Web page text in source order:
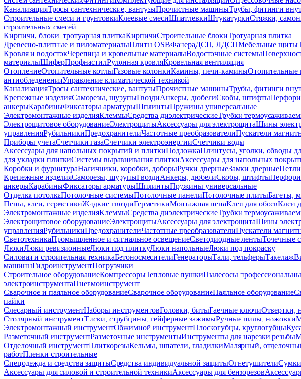
КанализацияТросы сантехнические, вантузыПрочистные машиныТрубы, фитинги
Строительные смеси и грунтовкиКлеевые смесиШпатлевкиШтукатуркиСтяжки,
строительных смесей
Кирпичи, блоки, тротуарная плиткаКирпичиСтроительные блокиТротуарная плитка
Древесно-плитные и пиломатериалыПлиты OSBФанераДСП, ЛДСПМебельные щиты
Кровля и водостокЧерепица и кровельные материалыВодосточные системы
материалыШиферПрофнастилРулонная кровляКровельная вентиляция
ОтоплениеОтопительные котлыГазовые колонкиКамины, печи-каминыОтопительные
антиобледененияУправление климатической техникой
КанализацияТросы сантехнические, вантузыПрочистные машиныТрубы, фитинги
Крепежные изделияСаморезы, шурупыГвоздиАнкеры, дюбелиСкобы, штифты
анкерыКарабиныФиксаторы арматурыШплинтыПружины универсальные
Электромонтажные изделияКлеммыСредства диэлектрическиеТрубки
Электрощитовое оборудованиеЭлектрощитыАксессуары для электрощитаШины
управленияРубильникиПредохранителиЧастотные преобразователиПускатели
Приборы учетаСчетчики газаСчетчики электроэнергииСчетчики воды
Аксессуары для напольных покрытий и плиткиПодложкаПлинтусы, уголки, обводы
для укладки плиткиСистемы выравнивания плиткиАксессуары для напольных
Коробки и фурнитураНаличники, коробки, доборыРучки дверныеЗамки дверные
Крепежные изделияСаморезы, шурупыГвоздиАнкеры, дюбелиСкобы, штифты
анкерыКарабиныФиксаторы арматурыШплинтыПружины универсальные
Отделка потолкаПотолочные системыПотолочные панелиПотолочные плитыБагеты,
Пены, клеи, герметикиЖидкие гвоздиГерметикиМонтажная пенаКлеи для обоевКлеи
Электромонтажные изделияКлеммыСредства диэлектрическиеТрубки
Электрощитовое оборудованиеЭлектрощитыАксессуары для электрощитаШины
управленияРубильникиПредохранителиЧастотные преобразователиПускатели
СветотехникаПромышленное и сигнальное освещениеСветодиодные лентыТочечные
ЛюкиЛюки ревизионныеЛюки под плиткуЛюки напольныеЛюки под покраску
Силовая и строительная техникаБетоносмесителиГенераторыТали, тельферыТакелаж
машиныГидроинструментПогрузчики
Строительное оборудованиеКомпрессорыТепловые пушкиПылесосы
электроинструментаПневмоинструмент
Сварочное и паяльное оборудованиеСварочное оборудованиеПаяльное оборудование
пайки
Слесарный инструментНаборы инструментовГоловки, битыГаечные ключиОтвертки,
Столярный инструментТиски, струбцины, гейферные зажимыРучные пилы, ножовки
Электромонтажный инструментОбжимной инструментПлоскогубцы, круглогубцы
Разметочный инструментРазметочные инструментыИнструменты для нарезки резьбы
Отделочный инструментПлиткорезыКельмы, шпатели, гладилкиМалярный,
работПленки строительные
Спецодежда и средства защитыСредства индивидуальной защитыОгнетушители
Аксессуары для силовой и строительной техникиАксессуары для бензорезов